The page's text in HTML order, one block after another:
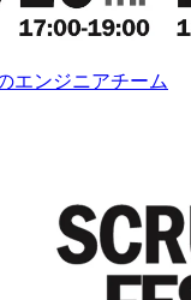
エンジニアチーム